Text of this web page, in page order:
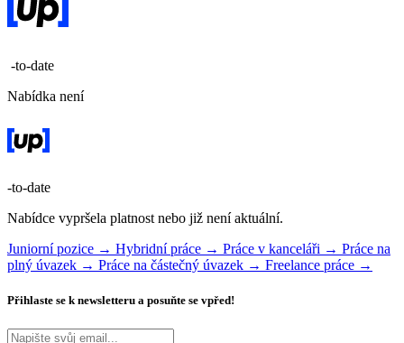
-to-date
Nabídka není
-to-date
Nabídce vypršela platnost nebo již není aktuální.
Juniorní pozice → Hybridní práce → Práce v kanceláři → Práce na
plný úvazek → Práce na částečný úvazek → Freelance práce →
Přihlaste se k newsletteru a posuňte se vpřed!